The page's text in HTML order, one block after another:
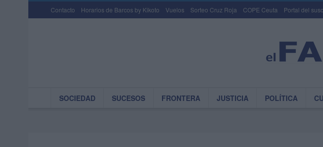
Contacto Horarios de Barcos by Kikoto Vuelos Sorteo Cruz Roja COPE Ceuta Portal del
SOCIEDAD SUCESOS FRONTERA JUSTICIA POLÍTICA